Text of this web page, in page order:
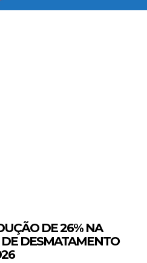
DE 26% NA
DESMATAMENTO